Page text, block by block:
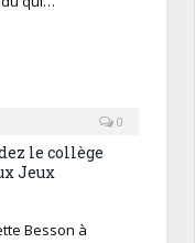
0
le collège
Jeux
Besson à